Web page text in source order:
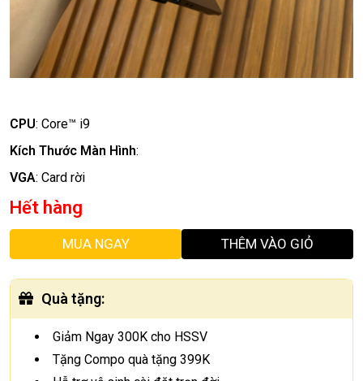
CPU: Core™ i9
Kích Thước Màn Hình:
VGA: Card rời
Hết hàng
MUA NGAY THÊM VÀO GIỎ
Quà tặng:
Giảm Ngay 300K cho HSSV
Tặng Compo quà tặng 399K